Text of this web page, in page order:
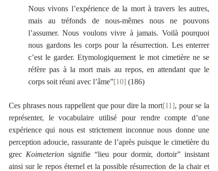
Nous vivons l’expérience de la mort à travers les autres,
mais au tréfonds de nous-mêmes nous ne pouvons
l’assumer. Nous voulons vivre à jamais. Voilà pourquoi
nous gardons les corps pour la résurrection. Les enterrer
c’est le garder. Etymologiquement le mot cimetière ne se
réfère pas à la mort mais au repos, en attendant que le
corps soit réuni avec l’âme”[10] (186)
Ces phrases nous rappellent que pour dire la mort[11], pour se la
représenter, le vocabulaire utilisé pour rendre compte d’une
expérience qui nous est strictement inconnue nous donne une
perception adoucie, rassurante de l’après puisque le cimetière du
grec Koimeterion signifie “lieu pour dormir, dortoir” insistant
ainsi sur le repos éternel et la possible résurrection de la chair et